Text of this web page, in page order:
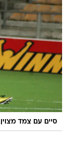
סיים עם צמד